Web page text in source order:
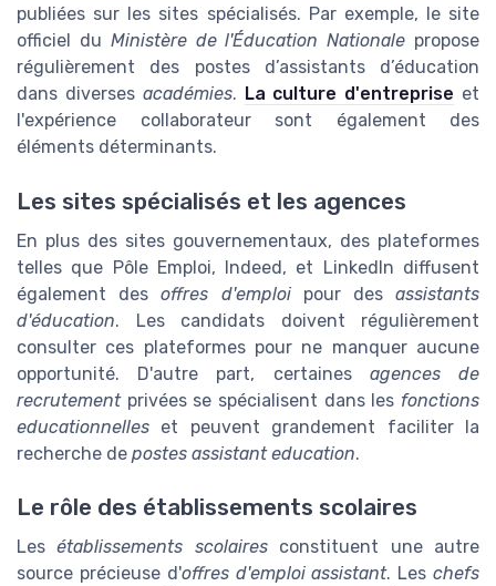
publiées sur les sites spécialisés. Par exemple, le site
officiel du Ministère de l'Éducation Nationale propose
régulièrement des postes d’assistants d’éducation
dans diverses académies. La culture d'entreprise et
l'expérience collaborateur sont également des
éléments déterminants.
Les sites spécialisés et les agences
En plus des sites gouvernementaux, des plateformes
telles que Pôle Emploi, Indeed, et LinkedIn diffusent
également desoffres d'emploipour desassistants
d'éducation. Les candidats doivent régulièrement
consulter ces plateformes pour ne manquer aucune
opportunité. D'autre part, certaines agences de
recrutementprivées se spécialisent dans les fonctions
educationnelles et peuvent grandement faciliter la
recherche de postes assistant education.
Le rôle des établissements scolaires
Lesétablissements scolairesconstituent une autre
source précieuse d'offres d'emploi assistant. Leschefs